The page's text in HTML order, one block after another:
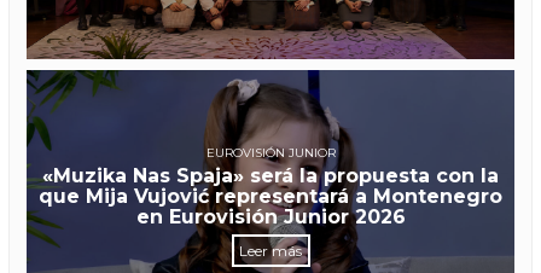
EUROVISIÓN JUNIOR
«Muzika Nas Spaja» será la propuesta con la
que Mija Vujović representará a Montenegro
en Eurovisión Junior 2026
Leer más